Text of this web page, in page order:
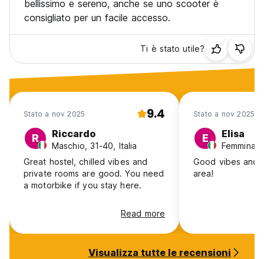
bellissimo e sereno, anche se uno scooter è
consigliato per un facile accesso.
Ti è stato utile?
Stato a nov 2025 9.4
R Riccardo
Maschio, 31-40, Italia
Great hostel, chilled vibes and
private rooms are good. You need
a motorbike if you stay here.
Read more
Stato a nov 2025
E Elisa
Femmina,
Good vibes and
area!
Visualizza tutte le recensioni